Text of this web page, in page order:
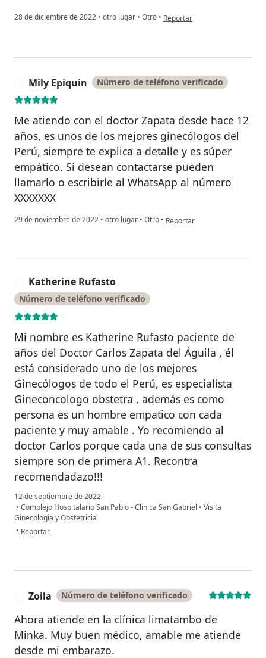
28 de diciembre de 2022 • otro lugar • Otro • en opinión del usuario MARIA
Reportar
Mily Epiquin Número de teléfono verificado
Me atiendo con el doctor Zapata desde hace 12
años, es unos de los mejores ginecólogos del
Perú, siempre te explica a detalle y es súper
empático. Si desean contactarse pueden
llamarlo o escribirle al WhatsApp al número
XXXXXXX
29 de noviembre de 2022 • otro lugar • Otro • en opinión del usuario Mily
Reportar
Katherine Rufasto
Número de teléfono verificado
Mi nombre es Katherine Rufasto paciente de
años del Doctor Carlos Zapata del Águila , él
está considerado uno de los mejores
Ginecólogos de todo el Perú, es especialista
Gineconcologo obstetra , además es como
persona es un hombre empatico con cada
paciente y muy amable . Yo recomiendo al
doctor Carlos porque cada una de sus consultas
siempre son de primera A1. Recontra
recomendadazo!!!
12 de septiembre de 2022
• Complejo Hospitalario San Pablo - Clinica San Gabriel • Visita
Ginecología y Obstetricia
• en opinión del usuario Katherine Rufasto
Reportar
Zoila Número de teléfono verificado
Ahora atiende en la clínica limatambo de
Minka. Muy buen médico, amable me atiende
desde mi embarazo.